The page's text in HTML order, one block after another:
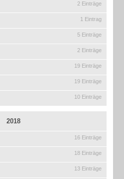
2 Einträge
1 Eintrag
5 Einträge
2 Einträge
19 Einträge
19 Einträge
10 Einträge
2018
16 Einträge
18 Einträge
13 Einträge